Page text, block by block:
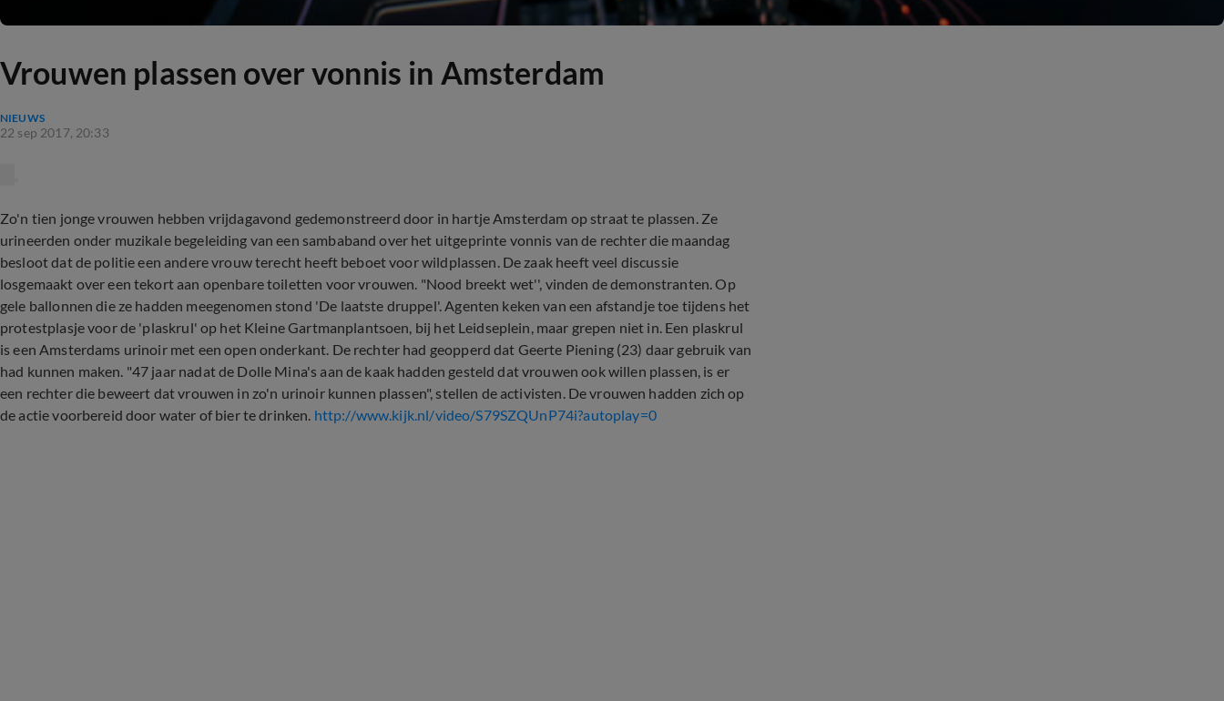
Vrouwen plassen over vonnis in Amsterdam
NIEUWS
22 sep 2017, 20:33
Zo'n tien jonge vrouwen hebben vrijdagavond gedemonstreerd door in hartje Amsterdam op straat te plassen. Ze
urineerden onder muzikale begeleiding van een sambaband over het uitgeprinte vonnis van de rechter die maandag
besloot dat de politie een andere vrouw terecht heeft beboet voor wildplassen. De zaak heeft veel discussie
losgemaakt over een tekort aan openbare toiletten voor vrouwen. "Nood breekt wet'', vinden de demonstranten. Op
gele ballonnen die ze hadden meegenomen stond 'De laatste druppel'. Agenten keken van een afstandje toe tijdens het
protestplasje voor de 'plaskrul' op het Kleine Gartmanplantsoen, bij het Leidseplein, maar grepen niet in. Een plaskrul
is een Amsterdams urinoir met een open onderkant. De rechter had geopperd dat Geerte Piening (23) daar gebruik van
had kunnen maken. "47 jaar nadat de Dolle Mina's aan de kaak hadden gesteld dat vrouwen ook willen plassen, is er
een rechter die beweert dat vrouwen in zo'n urinoir kunnen plassen", stellen de activisten. De vrouwen hadden zich op
de actie voorbereid door water of bier te drinken. http://www.kijk.nl/video/S79SZQUnP74i?autoplay=0